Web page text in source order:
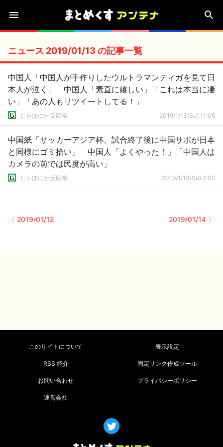
ニュース 2019/01/13 の記事一覧
中国人「中国人が手作りしたウルトラマンティガを見て日
本人が泣く」 中国人「素直に嬉しい」「これは本当に凄
い」「あの人もリツイートしてる！」
じゃぽにか反応帳 2019/1/13(Su) 11:05
中国紙「サッカーアジア杯、試合終了後に中国サポが日本
と同様にゴミ拾い」 中国人「よくやった！」「中国人は
カメラの前では民度が高い」
じゃぽにか反応帳 2019/1/13(Su) 2:05
〈 2019/01/12 2019/01/14 〉
このサイトについて 表示設定
RSS 紹介 固定リンク作成ツール
お問い合わせ プライバシーポリシー
運営会社